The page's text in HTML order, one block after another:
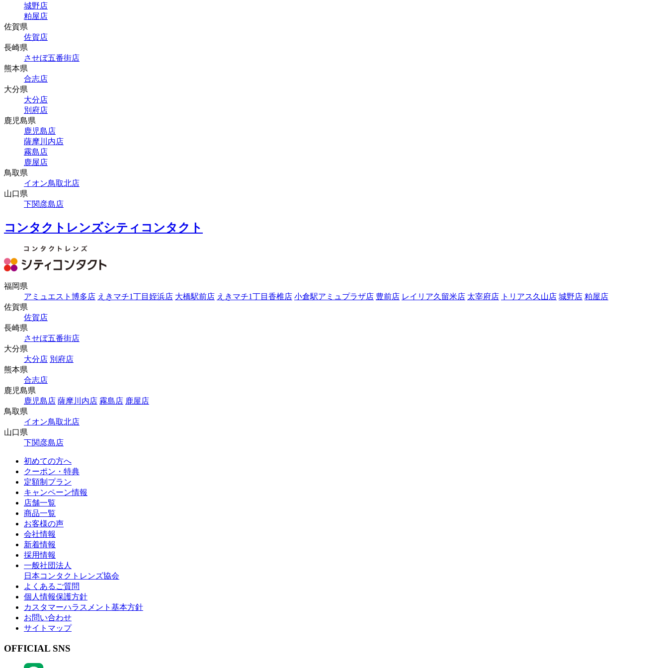
城野店
粕屋店
佐賀県
佐賀店
長崎県
させぼ五番街店
熊本県
合志店
大分県
大分店
別府店
鹿児島県
鹿児島店
薩摩川内店
霧島店
鹿屋店
鳥取県
イオン鳥取北店
山口県
下関彦島店
コンタクトレンズシティコンタクト
福岡県
アミュエスト博多店 えきマチ1丁目姪浜店 大橋駅前店 えきマチ1丁目香椎店 小倉駅アミュプラザ店 豊前店 レイリア久留米店 太宰府店 トリアス久山店 城野店 粕屋店
佐賀県
佐賀店
長崎県
させぼ五番街店
大分県
大分店 別府店
熊本県
合志店
鹿児島県
鹿児島店 薩摩川内店 霧島店 鹿屋店
鳥取県
イオン鳥取北店
山口県
下関彦島店
初めての方へ
クーポン・特典
定額制プラン
キャンペーン情報
店舗一覧
商品一覧
お客様の声
会社情報
新着情報
採用情報
一般社団法人
日本コンタクトレンズ協会
よくあるご質問
個人情報保護方針
カスタマーハラスメント基本方針
お問い合わせ
サイトマップ
OFFICIAL SNS